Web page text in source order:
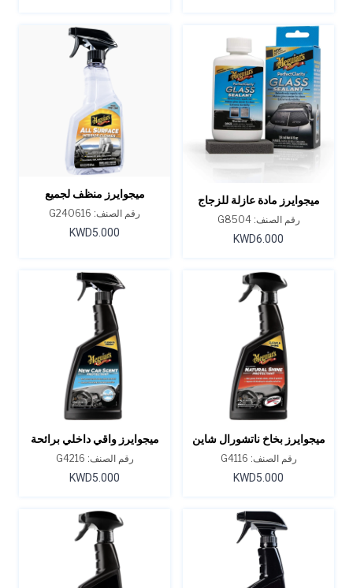
ميجوايرز مادة عازلة للزجاج
بيرفكت كلاريتي - 4 أونصة
رقم الصنف: G8504
KWD6.000
ميجوايرز منظف لجميع
الأسطح الداخلية 16 أونصة
رقم الصنف: G240616
KWD5.000
ميجوايرز بخاخ ناتشورال شاين
أونصة
رقم الصنف: G4116
KWD5.000
ميجوايرز واقي داخلي برائحة
السيارة الجديدة - 16 أونصة.
رقم الصنف: G4216
KWD5.000